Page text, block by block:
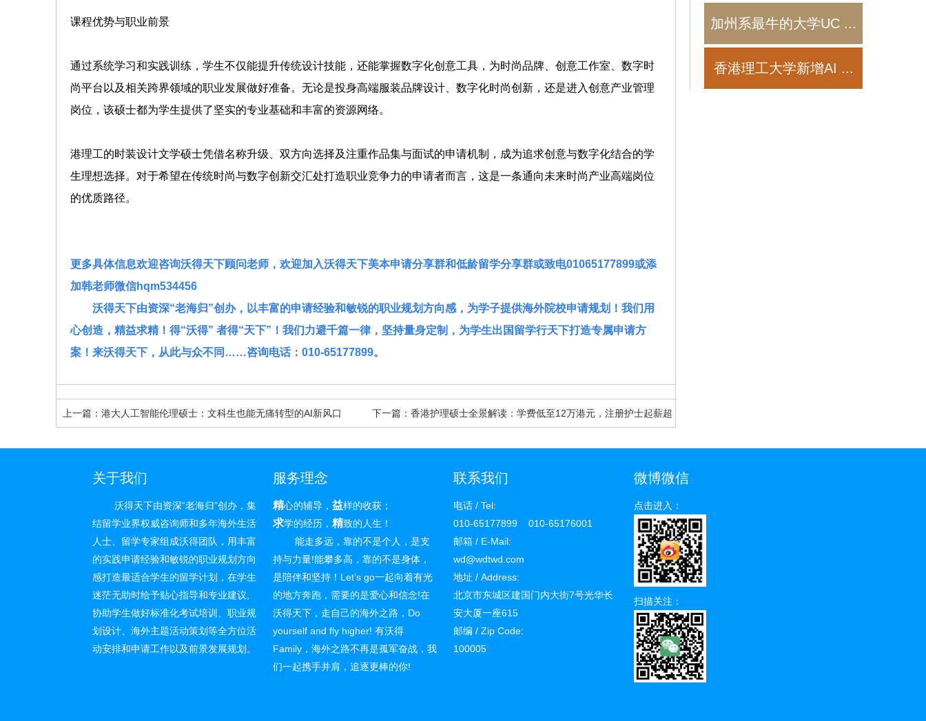
课程优势与职业前景
通过系统学习和实践训练，学生不仅能提升传统设计技能，还能掌握数字化创意工具，为时尚品牌、创意工作室、数字时
尚平台以及相关跨界领域的职业发展做好准备。无论是投身高端服装品牌设计、数字化时尚创新，还是进入创意产业管理
岗位，该硕士都为学生提供了坚实的专业基础和丰富的资源网络。
港理工的时装设计文学硕士凭借名称升级、双方向选择及注重作品集与面试的申请机制，成为追求创意与数字化结合的学
生理想选择。对于希望在传统时尚与数字创新交汇处打造职业竞争力的申请者而言，这是一条通向未来时尚产业高端岗位
的优质路径。
更多具体信息欢迎咨询沃得天下顾问老师，欢迎加入沃得天下美本申请分享群和低龄留学分享群或致电01065177899或添
加韩老师微信hqm534456
沃得天下由资深“老海归”创办，以丰富的申请经验和敏锐的职业规划方向感，为学子提供海外院校申请规划！我们用
心创造，精益求精！得“沃得” 者得“天下”！我们力避千篇一律，坚持量身定制，为学生出国留学行天下打造专属申请方
案！来沃得天下，从此与众不同……咨询电话：010-65177899。
上一篇：港大人工智能伦理硕士：文科生也能无痛转型的AI新风口 下一篇：香港护理硕士全景解读：学费低至12万港元，注册护士起薪超
加州系最牛的大学UC ...
香港理工大学新增AI ...
关于我们
沃得天下由资深“老海归”创办，集
结留学业界权威咨询师和多年海外生活
人士、留学专家组成沃得团队，用丰富
的实践申请经验和敏锐的职业规划方向
感打造最适合学生的留学计划，在学生
迷茫无助时给予贴心指导和专业建议,
协助学生做好标准化考试培训、职业规
划设计、海外主题活动策划等全方位活
动安排和申请工作以及前景发展规划。
服务理念
精心的辅导，益样的收获；
求学的经历，精致的人生！
能走多远，靠的不是个人，是支
持与力量!能攀多高，靠的不是身体，
是陪伴和坚持！Let’s go一起向着有光
的地方奔跑，需要的是爱心和信念!在
沃得天下，走自己的海外之路，Do
yourself and fly higher! 有沃得
Family，海外之路不再是孤军奋战，我
们一起携手并肩，追逐更棒的你!
联系我们
电话 / Tel:
010-65177899 010-65176001
邮箱 / E-Mail:
wd@wdtwd.com
地址 / Address:
北京市东城区建国门内大街7号光华长
安大厦一座615
邮编 / Zip Code:
100005
微博微信
点击进入：
扫描关注：